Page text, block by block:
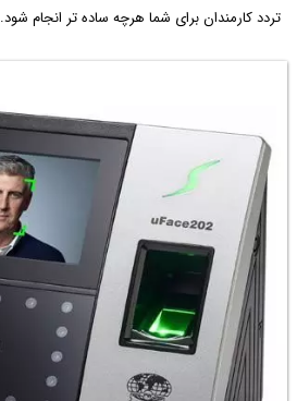
تردد کارمندان برای شما هرچه ساده تر انجام شود.